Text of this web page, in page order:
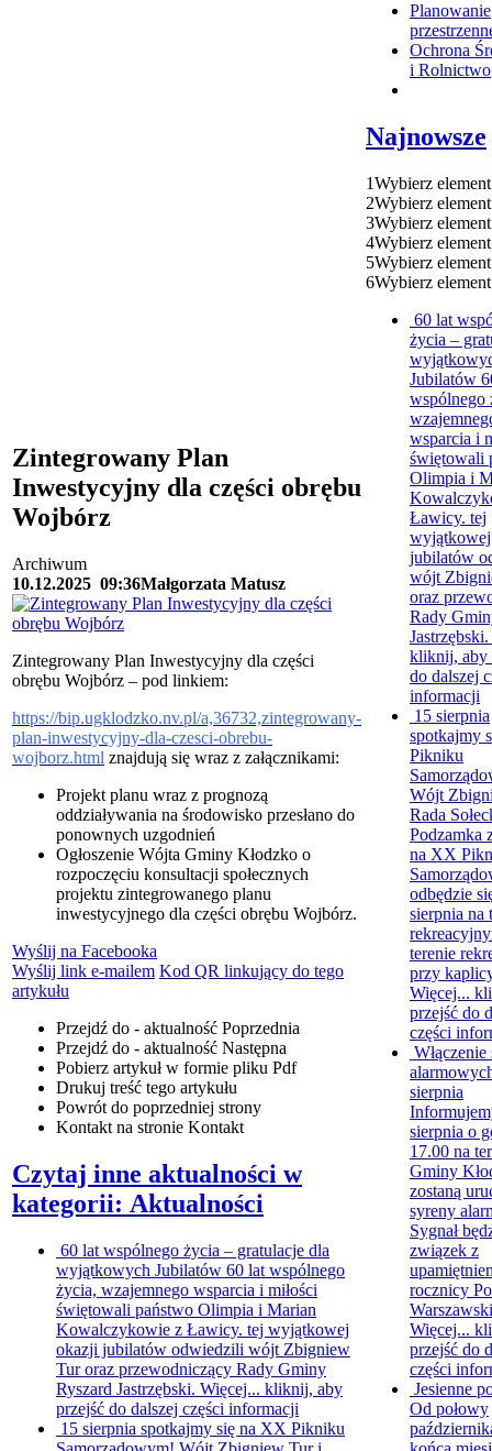
Zintegrowany Plan
Inwestycyjny dla części obrębu
Wojbórz
Archiwum
10.12.2025 09:36Małgorzata Matusz
Zintegrowany Plan Inwestycyjny dla części
obrębu Wojbórz – pod linkiem:
https://bip.ugklodzko.nv.pl/a,36732,zintegrowany-
plan-inwestycyjny-dla-czesci-obrebu-
wojborz.html znajdują się wraz z załącznikami:
Projekt planu wraz z prognozą
oddziaływania na środowisko przesłano do
ponownych uzgodnień
Ogłoszenie Wójta Gminy Kłodzko o
rozpoczęciu konsultacji społecznych
projektu zintegrowanego planu
inwestycyjnego dla części obrębu Wojbórz.
Wyślij na Facebooka
Wyślij link e-mailem Kod QR linkujący do tego
artykułu
Przejdź do - aktualność Poprzednia
Przejdź do - aktualność Następna
Pobierz artykuł w formie pliku Pdf
Drukuj treść tego artykułu
Powrót do poprzedniej strony
Kontakt na stronie Kontakt
Czytaj inne aktualności w
kategorii: Aktualności
60 lat wspólnego życia – gratulacje dla
wyjątkowych Jubilatów 60 lat wspólnego
życia, wzajemnego wsparcia i miłości
świętowali państwo Olimpia i Marian
Kowalczykowie z Ławicy. tej wyjątkowej
okazji jubilatów odwiedzili wójt Zbigniew
Tur oraz przewodniczący Rady Gminy
Ryszard Jastrzębski. Więcej... kliknij, aby
przejść do dalszej części informacji
15 sierpnia spotkajmy się na XX Pikniku
Planowanie
Ochrona
i Rolnictwo
Najnowsze
1Wybierz
2Wybierz
3Wybierz
4Wybierz
5Wybierz
6Wybierz
60 lat
życia –
Jubilatów
wspólnego
wsparcia i
świętowali
Olimpia i
Ławicy. tej
jubilatów
wójt
oraz
Rady
kliknij, aby
do dalszej
informacji
15 sierpnia
spotkajmy
Pikniku
Wójt
Rada
Podzamka
na XX
odbędzie
sierpnia na
terenie
przy
Więcej...
przejść do
części
Włączenie
sierpnia
sierpnia o
17.00 na
Gminy
zostaną
syreny
Sygnał
związek z
rocznicy
Więcej...
przejść do
części
Jesienne
Od połowy